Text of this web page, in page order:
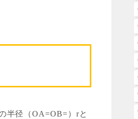
半径（OA=OB=）rと